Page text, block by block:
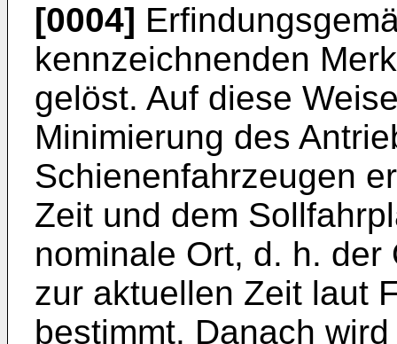
[0004]
kennzeichnenden
gelöst. Auf diese
Minimierung des
Schienenfahrzeugen
Zeit und dem
nominale Ort, d. h.
zur aktuellen Zeit laut
bestimmt. Danach